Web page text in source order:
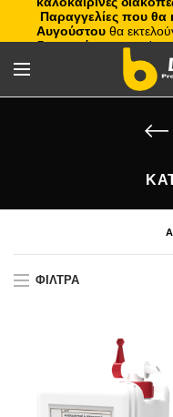
ΦΙΛΤΡΑ
Παραγγελίες που θα
Αυγούστου θα
διακοπών, με σειρά